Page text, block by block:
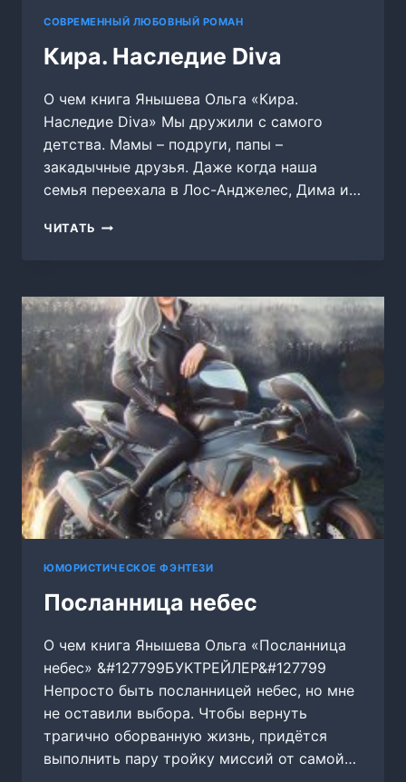
СОВРЕМЕННЫЙ ЛЮБОВНЫЙ РОМАН
Кира. Наследие Diva
О чем книга Янышева Ольга «Кира.
Наследие Diva» Мы дружили с самого
детства. Мамы – подруги, папы –
закадычные друзья. Даже когда наша
семья переехала в Лос-Анджелес, Дима и…
ЧИТАТЬ КИРА.
ЮМОРИСТИЧЕСКОЕ ФЭНТЕЗИ
Посланница небес
О чем книга Янышева Ольга «Посланница
небес» &#127799БУКТРЕЙЛЕР&#127799
Непросто быть посланницей небес, но мне
не оставили выбора. Чтобы вернуть
трагично оборванную жизнь, придётся
выполнить пару тройку миссий от самой…